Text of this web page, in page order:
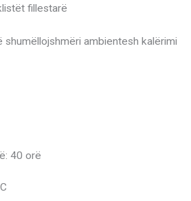
fillestarë
shumëllojshmëri ambientesh kalërimi
40 orë